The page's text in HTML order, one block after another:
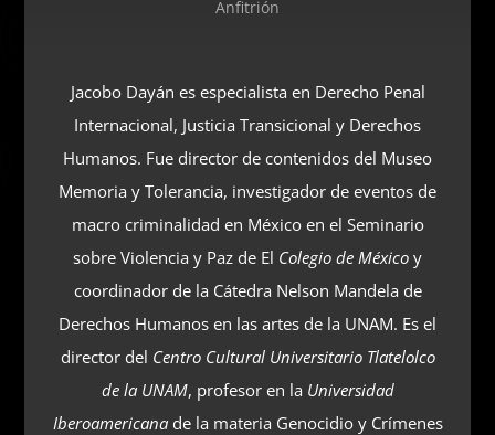
efectos de los conflictos armados, proteger a las
que los ejércitos y grupos armados están obligados a
responsabilidad penal individual. Existe un conflicto
armado interno, según el Derecho Internacional
aplicable, siempre que se recurre a la fuerza o la
violencia armada prolongada, entre autoridades
gubernamentales y grupos armados organizados, o
entre tales grupos dentro del territorio de un estado.
Anfitrión
Jacobo Dayán es especialista en Derecho Penal
Internacional, Justicia Transicional y Derechos
Humanos. Fue director de contenidos del Museo
Memoria y Tolerancia, investigador de eventos de
macro criminalidad en México en el Seminario
sobre Violencia y Paz de El Colegio de México y
coordinador de la Cátedra Nelson Mandela de
Derechos Humanos en las artes de la UNAM. Es el
director del Centro Cultural Universitario Tlatelolco
de la UNAM, profesor en la Universidad
Iberoamericanade la materia Genocidio y Crímenes